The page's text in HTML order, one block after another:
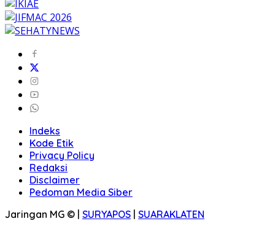
Indeks
Kode Etik
Privacy Policy
Redaksi
Disclaimer
Pedoman Media Siber
Jaringan MG © | SURYAPOS | SUARAKLATEN